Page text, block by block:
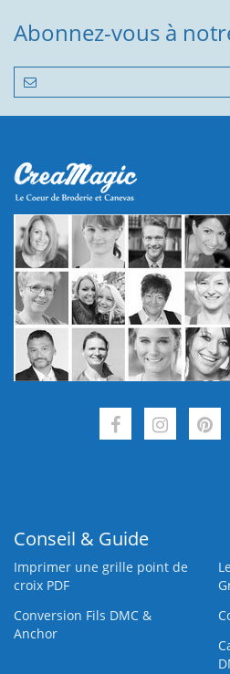
Abonnez-vous à
Conseil & Guide
Imprimer une grille point de
croix PDF
Conversion Fils DMC &
Anchor